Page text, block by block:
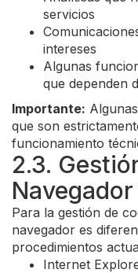
servicios
intereses
Algunas
que dependen
Importante:
que son
funcionamiento
2.3.
Navegador
Para la gestión de
navegador es
procedimientos
Internet